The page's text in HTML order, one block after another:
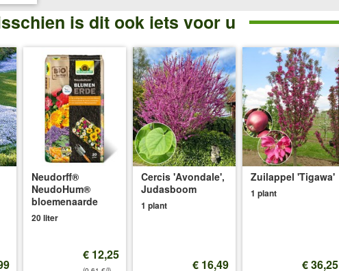
is dit ook iets voor u
Neudorff®
NeudoHum®
bloemenaarde
20 liter
€ 12,25
Cercis 'Avondale',
Judasboom
1 plant
€ 16,49
Zuilappel 'Tigawa'
1 plant
€ 36,25